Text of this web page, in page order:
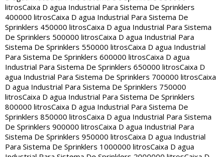
litrosCaixa D agua Industrial Para Sistema De Sprinklers
400000 litrosCaixa D agua Industrial Para Sistema De
Sprinklers 450000 litrosCaixa D agua Industrial Para Sistema
De Sprinklers 500000 litrosCaixa D agua Industrial Para
Sistema De Sprinklers 550000 litrosCaixa D agua Industrial
Para Sistema De Sprinklers 600000 litrosCaixa D agua
Industrial Para Sistema De Sprinklers 650000 litrosCaixa D
agua Industrial Para Sistema De Sprinklers 700000 litrosCaixa
D agua Industrial Para Sistema De Sprinklers 750000
litrosCaixa D agua Industrial Para Sistema De Sprinklers
800000 litrosCaixa D agua Industrial Para Sistema De
Sprinklers 850000 litrosCaixa D agua Industrial Para Sistema
De Sprinklers 900000 litrosCaixa D agua Industrial Para
Sistema De Sprinklers 950000 litrosCaixa D agua Industrial
Para Sistema De Sprinklers 1000000 litrosCaixa D agua